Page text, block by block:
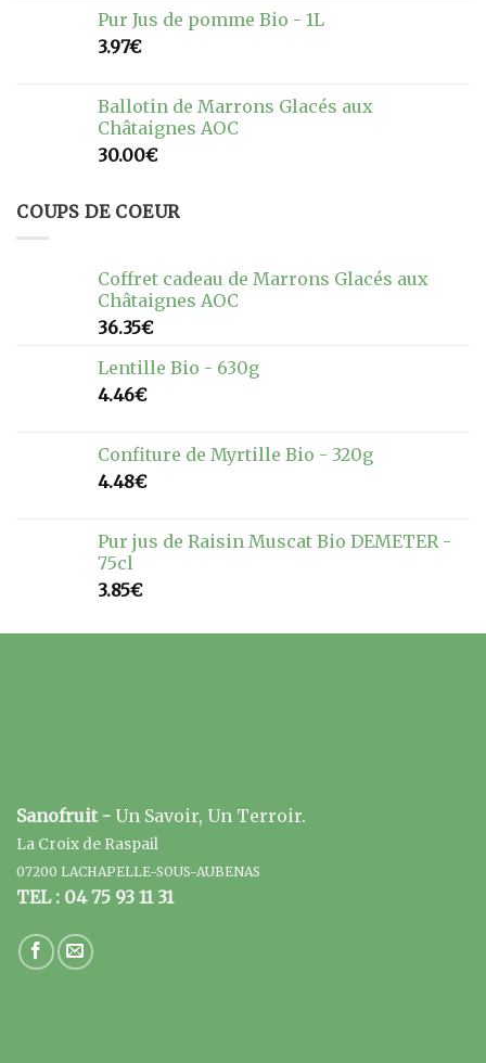
Pur Jus de pomme Bio - 1L
3.97€
Ballotin de Marrons Glacés aux
Châtaignes AOC
30.00€
COUPS DE COEUR
Coffret cadeau de Marrons Glacés aux
Châtaignes AOC
36.35€
Lentille Bio - 630g
4.46€
Confiture de Myrtille Bio - 320g
4.48€
Pur jus de Raisin Muscat Bio DEMETER -
75cl
3.85€
Sanofruit - Un Savoir, Un Terroir.
La Croix de Raspail
07200 LACHAPELLE-SOUS-AUBENAS
TEL : 04 75 93 11 31